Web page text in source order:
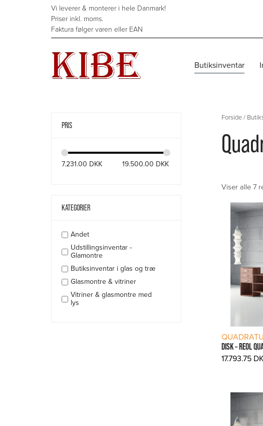
Vi leverer & monterer i hele Danmark!
Priser inkl. moms.
Faktura følger varen eller EAN
Butiksinventar
Forside/
Viser alle 7
DISK – REOL
17.793.75
PRIS
7.231.00 DKK 19.500.00 DKK
KATEGORIER
Andet
Udstillingsinventar -
Glamontre
Butiksinventar i glas og træ
Glasmontre & vitriner
Vitriner & glasmontre med
lys